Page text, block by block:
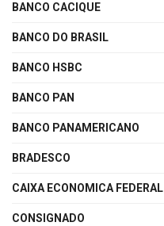
BANCO CACIQUE
BANCO DO BRASIL
BANCO HSBC
BANCO PAN
BANCO PANAMERICANO
BRADESCO
CAIXA ECONOMICA FEDERAL
CONSIGNADO